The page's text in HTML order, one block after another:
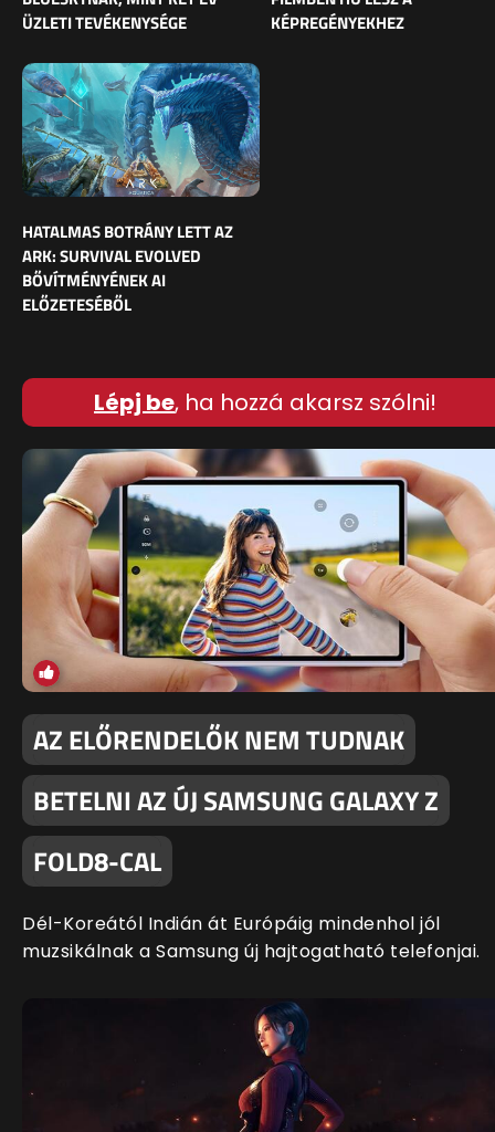
ÜZLETI TEVÉKENYSÉGE
KÉPREGÉNYEKHEZ
HATALMAS BOTRÁNY LETT AZ
ARK: SURVIVAL EVOLVED
BŐVÍTMÉNYÉNEK AI
ELŐZETESÉBŐL
Lépj be, ha hozzá akarsz szólni!
AZ ELŐRENDELŐK NEM TUDNAK
BETELNI AZ ÚJ SAMSUNG GALAXY Z
FOLD8-CAL
Dél-Koreától Indián át Európáig mindenhol jól
muzsikálnak a Samsung új hajtogatható telefonjai.